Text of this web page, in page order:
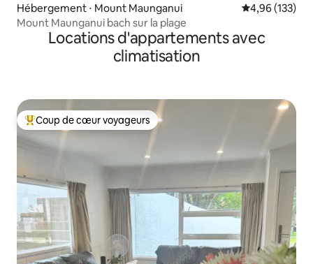
Hébergement ⋅ Mount Maunganui Évaluation
4,96 (133)
Mount Maunganui bach sur la plage
Locations d'appartements avec
climatisation
Coups de cœur voyageurs les plus appréciés
Coup de cœur voyageurs